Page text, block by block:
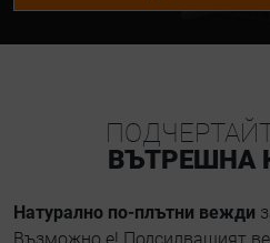
ВЪТРЕШНА
Натурално по-плътни вежди